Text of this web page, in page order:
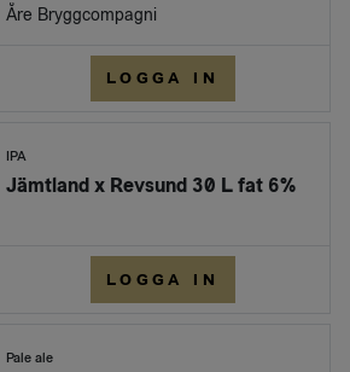
Åre Bryggcompagni
LOGGA IN
IPA
Jämtland x Revsund 30 L fat 6%
LOGGA IN
Pale ale